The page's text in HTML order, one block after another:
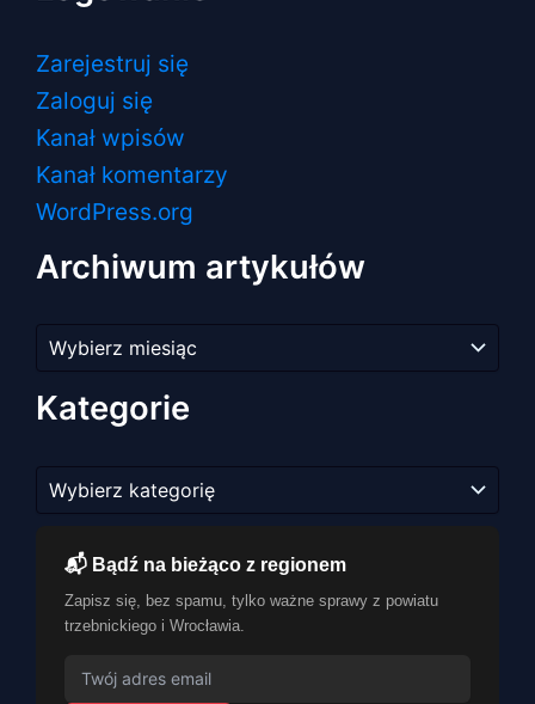
Zarejestruj się
Zaloguj się
Kanał wpisów
Kanał komentarzy
WordPress.org
Archiwum artykułów
artykułów
Kategorie
📬 Bądź na bieżąco z regionem
Zapisz się, bez spamu, tylko ważne sprawy z powiatu
trzebnickiego i Wrocławia.